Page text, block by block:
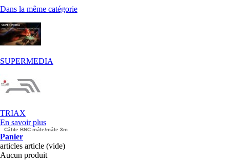
Dans la même catégorie
SUPERMEDIA
TRIAX
En savoir plus
Câble BNC mâle/mâle 3m
Panier
articles article (vide)
Aucun produit